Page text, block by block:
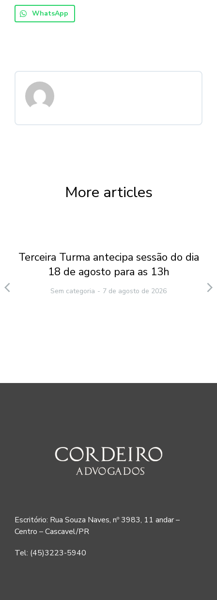
WhatsApp
More articles
Terceira Turma antecipa sessão do dia
18 de agosto para as 13h
Sem categoria 7 de agosto de 2026
Escritório: Rua Souza Naves, nº 3983, 11 andar –
Centro – Cascavel/PR
Tel: (45)3223-5940